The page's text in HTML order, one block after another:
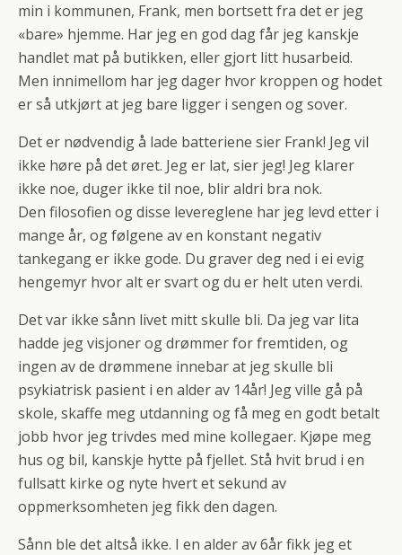
min i kommunen, Frank, men bortsett fra det er jeg
«bare» hjemme. Har jeg en god dag får jeg kanskje
handlet mat på butikken, eller gjort litt husarbeid.
Men innimellom har jeg dager hvor kroppen og hodet
er så utkjørt at jeg bare ligger i sengen og sover.
Det er nødvendig å lade batteriene sier Frank! Jeg vil
ikke høre på det øret. Jeg er lat, sier jeg! Jeg klarer
ikke noe, duger ikke til noe, blir aldri bra nok.
Den filosofien og disse levereglene har jeg levd etter i
mange år, og følgene av en konstant negativ
tankegang er ikke gode. Du graver deg ned i ei evig
hengemyr hvor alt er svart og du er helt uten verdi.
Det var ikke sånn livet mitt skulle bli. Da jeg var lita
hadde jeg visjoner og drømmer for fremtiden, og
ingen av de drømmene innebar at jeg skulle bli
psykiatrisk pasient i en alder av 14år! Jeg ville gå på
skole, skaffe meg utdanning og få meg en godt betalt
jobb hvor jeg trivdes med mine kollegaer. Kjøpe meg
hus og bil, kanskje hytte på fjellet. Stå hvit brud i en
fullsatt kirke og nyte hvert et sekund av
oppmerksomheten jeg fikk den dagen.
Sånn ble det altså ikke. I en alder av 6år fikk jeg et